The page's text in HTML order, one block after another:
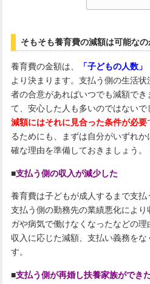
そもそも養育費の減額は可能なの
養育費の金額は、 「子どもの人数
より決まります。支払う側の生活
者の合意があればいつでも減額で
て、安心した人も多いのではないで
減額にはそれに見合った条件が必要
るためにも、まずは自分がいずれ
確な理由を準備しておきましょう。
■支払う側の収入が減少した
養育費は子どもが成人するまで支払
支払う側の勤務先の業績悪化によ
ガや病気で働けなくなったなどの
収入に応じた減額、支払い義務を
す。
■支払う側が再婚し扶養家族ができ